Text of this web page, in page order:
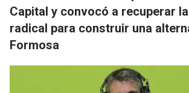
Capital y convocó a recuperar
radical para construir una
Formosa